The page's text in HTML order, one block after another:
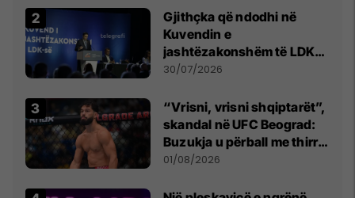
Gjithçka që ndodhi në
Kuvendin e
jashtëzakonshëm të LDK-
së
30/07/2026
“Vrisni, vrisni shqiptarët”,
skandal në UFC Beograd:
Buzukja u përball me thirrje
anti-shqiptare nga
01/08/2026